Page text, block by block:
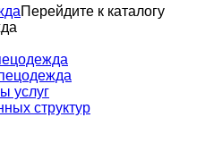
Перейдите к каталогу
услуг
структур